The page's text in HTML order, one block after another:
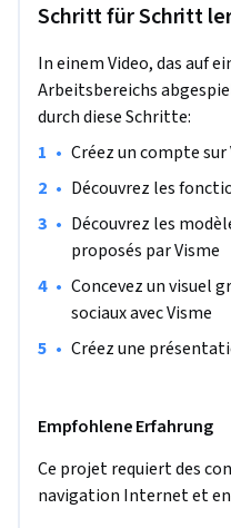
Schritt für Schritt
In einem Video, das auf
Arbeitsbereichs
durch diese Schritte:
• Créez un compte sur
• Découvrez les
• Découvrez les
proposés par Visme
• Concevez un visuel
sociaux avec Visme
• Créez une
Empfohlene Erfahrung
Ce projet requiert des
navigation Internet et